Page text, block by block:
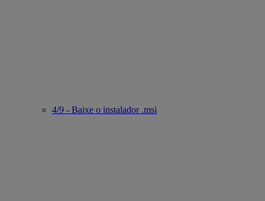
4/9 - Baixe o instalador .msi